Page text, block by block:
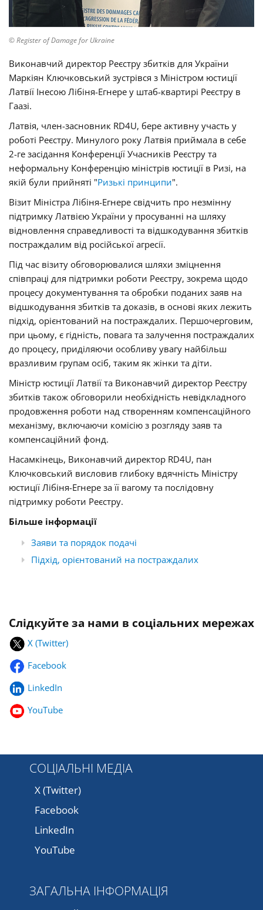
© Register of Damage for Ukraine
Виконавчий директор Реєстру збитків для України
Маркіян Ключковський зустрівся з Міністром юстиції
Латвії Інесою Лібіня-Егнере у штаб-квартирі Реєстру в
Гаазі.
Латвія, член-засновник RD4U, бере активну участь у
роботі Реєстру. Минулого року Латвія приймала в себе
2-ге засідання Конференції Учасників Реєстру та
неформальну Конференцію міністрів юстиції в Ризі, на
якій були прийняті "Ризькі принципи".
Візит Міністра Лібіня-Егнере свідчить про незмінну
підтримку Латвією України у просуванні на шляху
відновлення справедливості та відшкодування збитків
постраждалим від російської агресії.
Під час візиту обговорювалися шляхи зміцнення
співпраці для підтримки роботи Реєстру, зокрема щодо
процесу документування та обробки поданих заяв на
відшкодування збитків та доказів, в основі яких лежить
підхід, орієнтований на постраждалих. Першочерговим,
при цьому, є гідність, повага та залучення постраждалих
до процесу, приділяючи особливу увагу найбільш
вразливим групам осіб, таким як жінки та діти.
Міністр юстиції Латвії та Виконавчий директор Реєстру
збитків також обговорили необхідність невідкладного
продовження роботи над створенням компенсаційного
механізму, включаючи комісію з розгляду заяв та
компенсаційний фонд.
Насамкінець, Виконавчий директор RD4U, пан
Ключковський висловив глибоку вдячність Міністру
юстиції Лібіня-Егнере за її вагому та послідовну
підтримку роботи Реєстру.
Більше інформації
Заяви та порядок подачі
Підхід, орієнтований на постраждалих
Слідкуйте за нами в соціальних мережах
X (Twitter)
Facebook
LinkedIn
YouTube
СОЦІАЛЬНІ МЕДІА
X (Twitter)
Facebook
LinkedIn
YouTube
ЗАГАЛЬНА ІНФОРМАЦІЯ